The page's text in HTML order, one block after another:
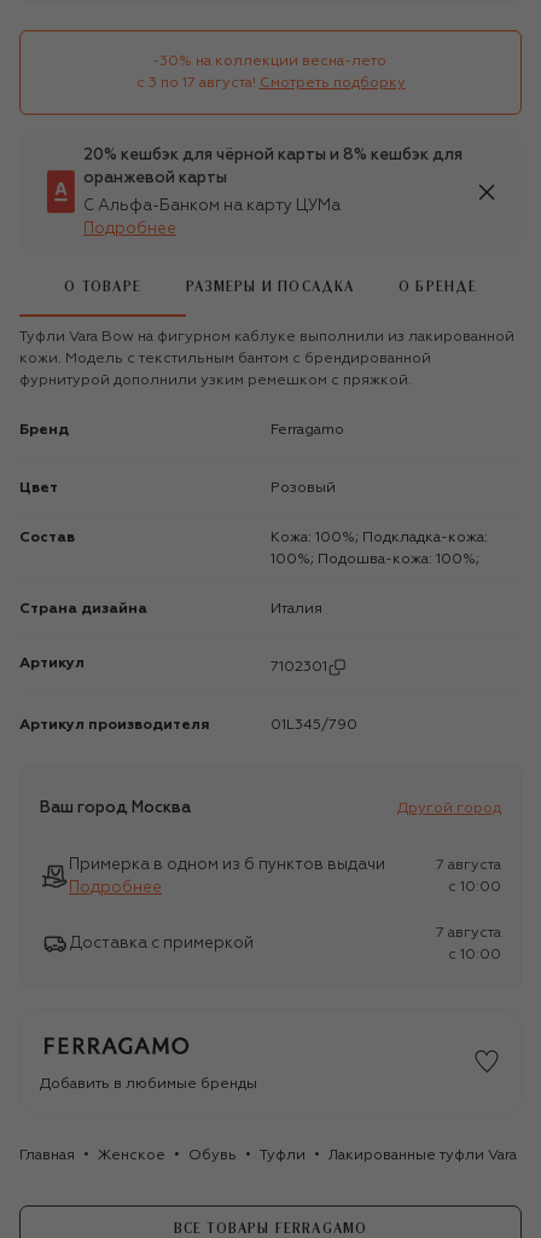
-30% на коллекции весна-лето
с 3 по 17 августа! Смотреть подборку
20% кешбэк для чёрной карты и 8% кешбэк для
оранжевой карты
С Альфа-Банком на карту ЦУМа
Подробнее
О ТОВАРЕ РАЗМЕРЫ И ПОСАДКА О БРЕНДЕ
Туфли Vara Bow на фигурном каблуке выполнили из лакированной
кожи. Модель с текстильным бантом с брендированной
фурнитурой дополнили узким ремешком с пряжкой.
Бренд Ferragamo
Цвет Розовый
Состав
Кожа: 100%; Подкладка-кожа:
100%; Подошва-кожа: 100%;
Страна дизайна Италия
Артикул 7102301
Артикул производителя 01L345/790
Ваш город Москва Другой город
Примерка в одном из 6 пунктов выдачи
Подробнее
7 августа
c 10:00
Доставка с примеркой
7 августа
c 10:00
Добавить в любимые бренды
Главная Женское Обувь Туфли Лакированные туфли Vara
ВСЕ ТОВАРЫ FERRAGAMO